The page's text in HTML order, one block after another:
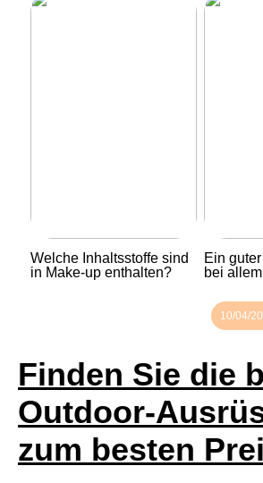
Welche Inhaltsstoffe sind
in Make-up enthalten?
Ein
bei allem
10/04/
Finden Sie die
Outdoor-
zum besten